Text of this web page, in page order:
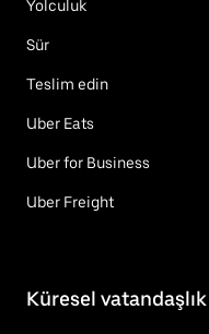
Yolculuk
Sür
Teslim edin
Uber Eats
Uber for Business
Uber Freight
Küresel vatandaşlık